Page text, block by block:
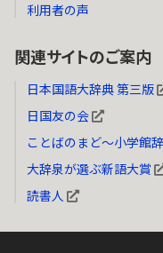
利用者の声
関連サイトのご案内
日本国語大辞典 第三版
日国友の会
ことばのまど～小学館
大辞泉が選ぶ新語大賞
読書人